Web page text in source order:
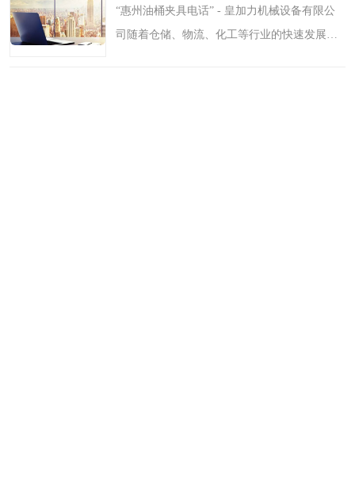
“惠州油桶夹具电话” - 皇加力机械设备有限公
司随着仓储、物流、化工等行业的快速发展，